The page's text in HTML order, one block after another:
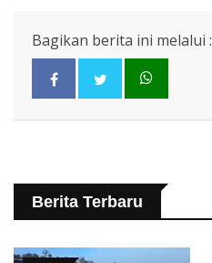
Bagikan berita ini melalui :
Berita Terbaru